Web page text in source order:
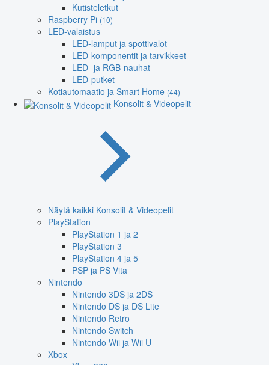
Kutisteletkut
Raspberry Pi (10)
LED-valaistus
LED-lamput ja spottivalot
LED-komponentit ja tarvikkeet
LED- ja RGB-nauhat
LED-putket
Kotiautomaatio ja Smart Home (44)
Konsolit & Videopelit
Näytä kaikki Konsolit & Videopelit
PlayStation
PlayStation 1 ja 2
PlayStation 3
PlayStation 4 ja 5
PSP ja PS Vita
Nintendo
Nintendo 3DS ja 2DS
Nintendo DS ja DS Lite
Nintendo Retro
Nintendo Switch
Nintendo Wii ja Wii U
Xbox